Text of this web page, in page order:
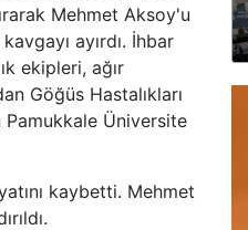
Mehmet Aksoy'u
ayırdı. İhbar
ekipleri, ağır
Göğüs Hastalıkları
Üniversite
kaybetti. Mehmet